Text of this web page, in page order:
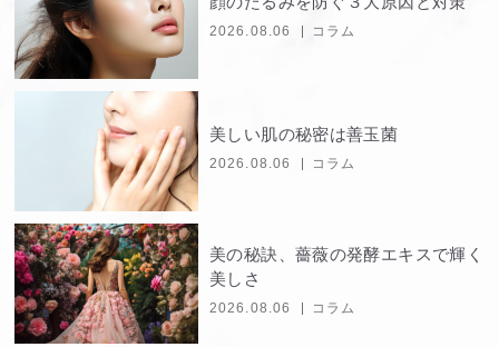
2026.08.06 コラム
美しい肌の秘密は善玉菌
2026.08.06 コラム
美の秘訣、薔薇の発酵エキスで輝く
美しさ
2026.08.06 コラム